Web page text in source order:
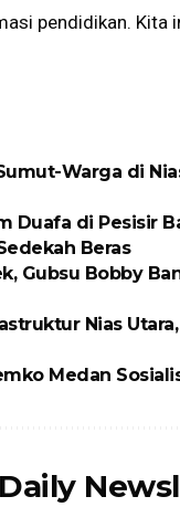
pendidikan. Kita
Warga di
Duafa di Pesisir
Beras
Gubsu Bobby
Nias
Medan